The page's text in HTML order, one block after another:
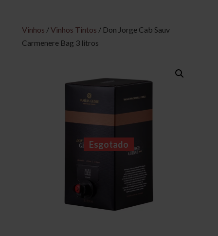
Vinhos /Vinhos Tintos / Don Jorge Cab Sauv
Carmenere Bag 3 litros
Esgotado